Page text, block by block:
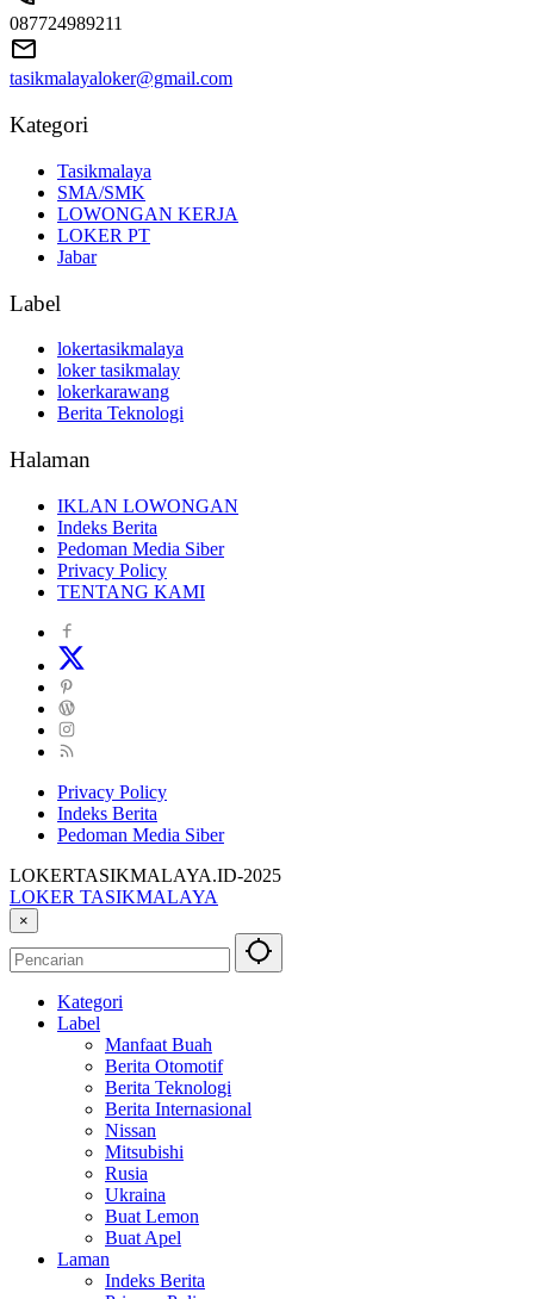
087724989211
tasikmalayaloker@gmail.com
Kategori
Tasikmalaya
SMA/SMK
LOWONGAN KERJA
LOKER PT
Jabar
Label
lokertasikmalaya
loker tasikmalay
lokerkarawang
Berita Teknologi
Halaman
IKLAN LOWONGAN
Indeks Berita
Pedoman Media Siber
Privacy Policy
TENTANG KAMI
Privacy Policy
Indeks Berita
Pedoman Media Siber
LOKERTASIKMALAYA.ID-2025
LOKER TASIKMALAYA
Info
Lowongan
Kerja
Sekitarna
×
Kategori
Label
Manfaat Buah
Berita Otomotif
Berita Teknologi
Berita Internasional
Nissan
Mitsubishi
Rusia
Ukraina
Buat Lemon
Buat Apel
Laman
Indeks Berita